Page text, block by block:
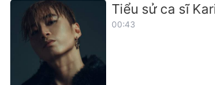
Tiểu sử ca sĩ
00:43